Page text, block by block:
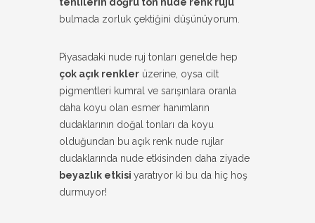
bulmada zorluk çektiğini düşünüyorum.
Piyasadaki nude ruj tonları genelde hep
çok açık renkler üzerine, oysa cilt
pigmentleri kumral ve sarışınlara oranla
daha koyu olan esmer hanımların
dudaklarının doğal tonları da koyu
olduğundan bu açık renk nude rujlar
dudaklarında nude etkisinden daha ziyade
beyazlık etkisi yaratıyor ki bu da hiç hoş
durmuyor!